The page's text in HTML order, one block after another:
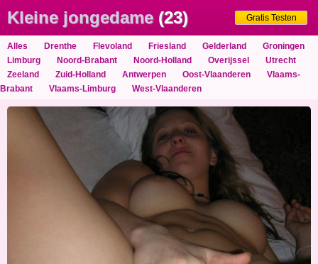
Gratis Testen
Kleine jongedame(23)
likken
Alles Drenthe Flevoland Friesland Gelderland
Groningen
Limburg
Noord-Brabant Noord-Holland Overijssel
Utrecht
Zeeland
Zuid-Holland Antwerpen Oost-Vlaanderen
Vlaams-
Brabant
Vlaams-Limburg West-Vlaanderen